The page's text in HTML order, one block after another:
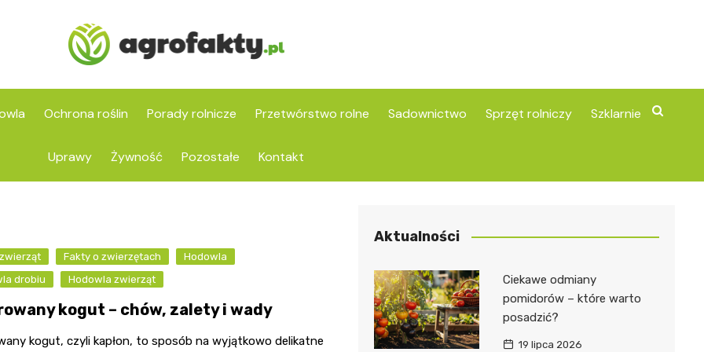
Ochrona roślin Porady rolnicze Przetwórstwo rolne Sadownictwo Sprzęt rolniczy Szklarnie
Uprawy Żywność Pozostałe Kontakt
Fakty o zwierzętach
Hodowla
drobiu
Hodowla zwierząt
kogut – chów, zalety i wady
kogut, czyli kapłon, to sposób na wyjątkowo delikatne
Aktualności
Ciekawe odmiany
pomidorów – które warto
posadzić?
19 lipca 2026